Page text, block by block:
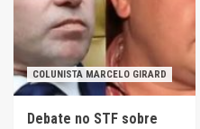
COLUNISTA MARCELO GIRARD
Debate no STF sobre